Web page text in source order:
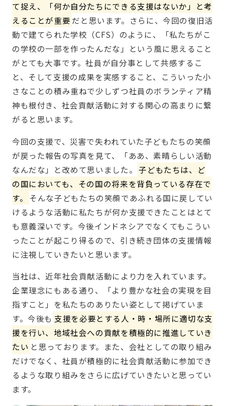
て捉え、「何か自分たちにできる支援はないか」と考
えることが重要 だと思います。さらに、今回の復旧活
動で建てられた学校（CFS）のように、「私たちがこ
の学校の一部を作ったんだな」という風に思えること
がとても大事です。社員が自分事として共感するこ
と、そして支援の成果を実感すること、こういった小
さなことの積み重ねで少しずつ社員のボランティア精
神も根付き、社会貢献活動に対する関心の高まりに繋
がると思います。
今回の支援で、災害で失われていた子どもたちの笑顔
が戻った報告の写真を見て、「ああ、素晴らしい活動
なんだな」と改めて思いました。
子どもたちは、ど
の国においても、その国の将来を背負っている存在で
す。
そんな子どもたちの笑顔であふれる国に戻してい
けるような活動に私たちが何か支援できたことはとて
も意義深いです。今後インドネシアでなくてもこうい
ったことが起こり得るので、引き続き団体の支援情報
に注視していきたいと思います。
当社は、近年社会貢献活動により力を入れています。
企業理念にもある通り、「より豊かな社会の実現を目
指すこと」を私たちのありたい姿として掲げていま
す。今後も 支援を必要とする人・時・場所に適切な支
援を行い、地域社会への貢献を積極的に推進していき
たい と思っております。また、会社としての取り組み
だけでなく、社員が積極的に社会貢献活動に参加でき
るような取り組みをさらに広げていきたいと思ってい
ます。